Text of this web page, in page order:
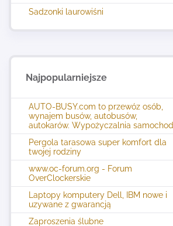
Sadzonki laurowiśni
Najpopularniejsze
AUTO-BUSY.com to przewóz osób,
wynajem busów, autobusów,
autokarów. Wypożyczalnia samochod
Pergola tarasowa super komfort dla
twojej rodziny
www.oc-forum.org - Forum
OverClockerskie
Laptopy komputery Dell, IBM nowe i
uzywane z gwarancją
Zaproszenia ślubne